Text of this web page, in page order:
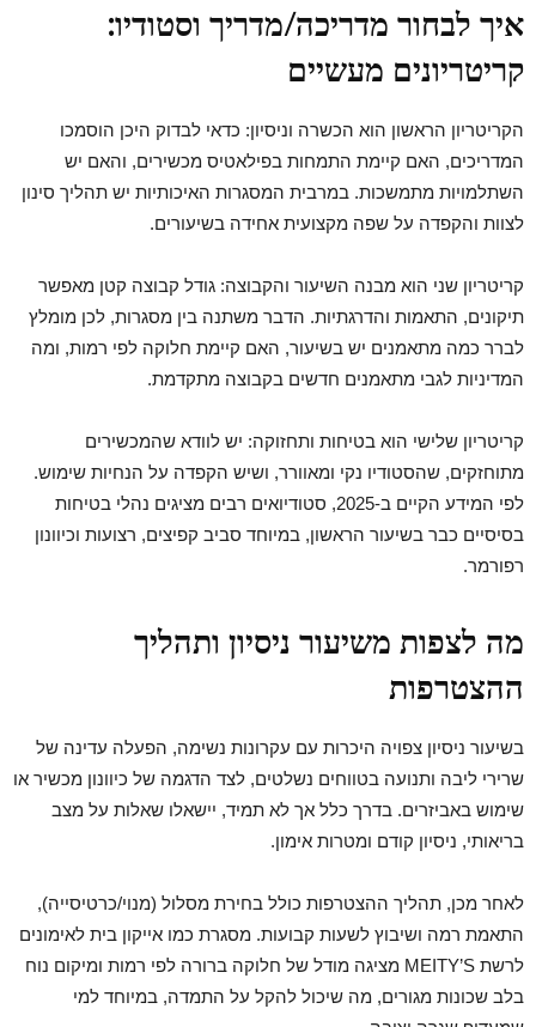
איך לבחור מדריכה/מדריך וסטודיו:
קריטריונים מעשיים
הקריטריון הראשון הוא הכשרה וניסיון: כדאי לבדוק היכן הוסמכו
המדריכים, האם קיימת התמחות בפילאטיס מכשירים, והאם יש
השתלמויות מתמשכות. במרבית המסגרות האיכותיות יש תהליך סינון
לצוות והקפדה על שפה מקצועית אחידה בשיעורים.
קריטריון שני הוא מבנה השיעור והקבוצה: גודל קבוצה קטן מאפשר
תיקונים, התאמות והדרגתיות. הדבר משתנה בין מסגרות, לכן מומלץ
לברר כמה מתאמנים יש בשיעור, האם קיימת חלוקה לפי רמות, ומה
המדיניות לגבי מתאמנים חדשים בקבוצה מתקדמת.
קריטריון שלישי הוא בטיחות ותחזוקה: יש לוודא שהמכשירים
מתוחזקים, שהסטודיו נקי ומאוורר, ושיש הקפדה על הנחיות שימוש.
לפי המידע הקיים ב-2025, סטודיואים רבים מציגים נהלי בטיחות
בסיסיים כבר בשיעור הראשון, במיוחד סביב קפיצים, רצועות וכיוונון
רפורמר.
מה לצפות משיעור ניסיון ותהליך
ההצטרפות
בשיעור ניסיון צפויה היכרות עם עקרונות נשימה, הפעלה עדינה של
שרירי ליבה ותנועה בטווחים נשלטים, לצד הדגמה של כיוונון מכשיר או
שימוש באביזרים. בדרך כלל אך לא תמיד, יישאלו שאלות על מצב
בריאותי, ניסיון קודם ומטרות אימון.
לאחר מכן, תהליך ההצטרפות כולל בחירת מסלול (מנוי/כרטיסייה),
התאמת רמה ושיבוץ לשעות קבועות. מסגרת כמו אייקון בית לאימונים
לרשת MEITY’S מציגה מודל של חלוקה ברורה לפי רמות ומיקום נוח
בלב שכונות מגורים, מה שיכול להקל על התמדה, במיוחד למי